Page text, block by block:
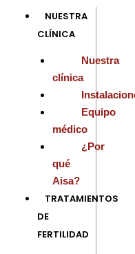
contenido
NUESTRA
CLÍNICA
Nuestra
clínica
Equipo
médico
¿Por
qué
Aisa?
TRATAMIENTOS
DE
FERTILIDAD